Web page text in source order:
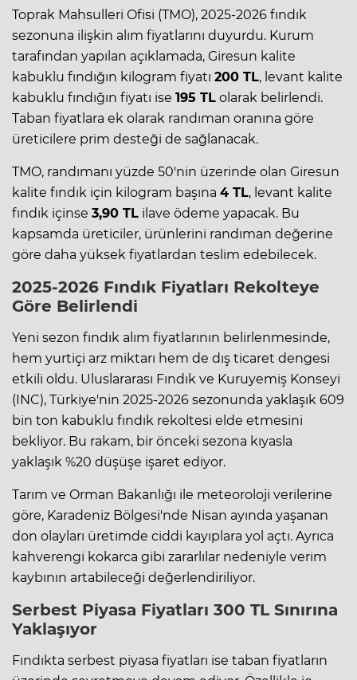
Toprak Mahsulleri Ofisi (TMO), 2025-2026 fındık
sezonuna ilişkin alım fiyatlarını duyurdu. Kurum
tarafından yapılan açıklamada, Giresun kalite
kabuklu fındığın kilogram fiyatı 200 TL, levant kalite
kabuklu fındığın fiyatı ise 195 TL olarak belirlendi.
Taban fiyatlara ek olarak randıman oranına göre
üreticilere prim desteği de sağlanacak.
TMO, randımanı yüzde 50'nin üzerinde olan Giresun
kalite fındık için kilogram başına 4 TL, levant kalite
fındık içinse 3,90 TL ilave ödeme yapacak. Bu
kapsamda üreticiler, ürünlerini randıman değerine
göre daha yüksek fiyatlardan teslim edebilecek.
2025-2026 Fındık Fiyatları Rekolteye
Göre Belirlendi
Yeni sezon fındık alım fiyatlarının belirlenmesinde,
hem yurtiçi arz miktarı hem de dış ticaret dengesi
etkili oldu. Uluslararası Fındık ve Kuruyemiş Konseyi
(INC), Türkiye'nin 2025-2026 sezonunda yaklaşık 609
bin ton kabuklu fındık rekoltesi elde etmesini
bekliyor. Bu rakam, bir önceki sezona kıyasla
yaklaşık %20 düşüşe işaret ediyor.
Tarım ve Orman Bakanlığı ile meteoroloji verilerine
göre, Karadeniz Bölgesi'nde Nisan ayında yaşanan
don olayları üretimde ciddi kayıplara yol açtı. Ayrıca
kahverengi kokarca gibi zararlılar nedeniyle verim
kaybının artabileceği değerlendiriliyor.
Serbest Piyasa Fiyatları 300 TL Sınırına
Yaklaşıyor
Fındıkta serbest piyasa fiyatları ise taban fiyatların